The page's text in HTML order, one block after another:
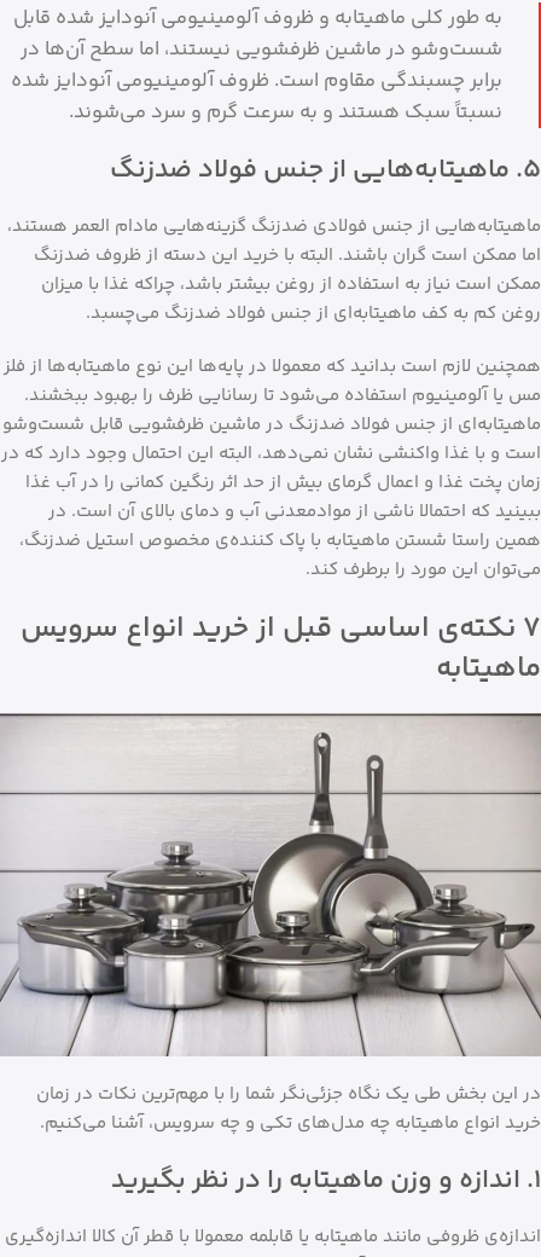
به طور کلی ماهیتابه و ظروف آلومینیومی آنودایز شده قابل
شست‌وشو در ماشین ظرفشویی نیستند، اما سطح آن‌ها در
برابر چسبندگی مقاوم است. ظروف آلومینیومی آنودایز شده
نسبتاً سبک هستند و به سرعت گرم و سرد می‌شوند.
۵. ماهیتابه‌هایی از جنس فولاد ضدزنگ
ماهیتابه‌هایی از جنس فولادی ضدزنگ گزینه‌هایی مادام العمر هستند،
اما ممکن است گران باشند. البته با خرید این دسته از ظروف ضدزنگ
ممکن است نیاز به استفاده از روغن بیشتر باشد، چراکه غذا با میزان
روغن کم به کف ماهیتابه‌ای از جنس فولاد ضدزنگ می‌چسبد.
همچنین لازم است بدانید که معمولا در پایه‌ها این نوع ماهیتابه‌ها از فلز
مس یا آلومینیوم استفاده می‌شود تا رسانایی ظرف را بهبود ببخشند.
ماهیتابه‌‌ای از جنس فولاد ضدزنگ در ماشین ظرفشویی قابل شست‌وشو
است و با غذا واکنشی نشان نمی‌دهد، البته این احتمال وجود دارد که در
زمان پخت غذا و اعمال گرمای بیش از حد اثر رنگین کمانی را در آب غذا
ببینید که احتمالا ناشی از موادمعدنی آب و دمای بالای آن است. در
همین راستا شستن ماهیتابه با پاک کننده‌‌ی مخصوص استیل ضدزنگ،
می‌توان این مورد را برطرف کند.
۷ نکته‌ی اساسی قبل از خرید انواع سرویس
ماهیتابه
در این بخش طی یک نگاه جزئی‌نگر شما را با مهم‌ترین نکات در زمان
خرید انواع ماهیتابه چه مدل‌های تکی و چه سرویس، آشنا می‌کنیم.
۱. اندازه و وزن ماهیتابه را در نظر بگیرید
اندازه‌‌ی ظروفی مانند ماهیتابه یا قابلمه معمولا با قطر آن کالا اندازه‌گیری